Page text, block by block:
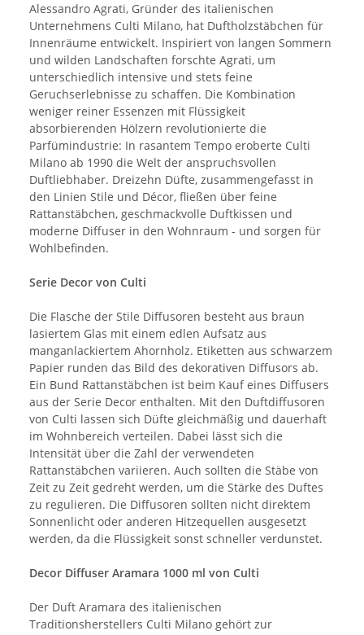
Alessandro Agrati, Gründer des italienischen
Unternehmens Culti Milano, hat Duftholzstäbchen für
Innenräume entwickelt. Inspiriert von langen Sommern
und wilden Landschaften forschte Agrati, um
unterschiedlich intensive und stets feine
Geruchserlebnisse zu schaffen. Die Kombination
weniger reiner Essenzen mit Flüssigkeit
absorbierenden Hölzern revolutionierte die
Parfümindustrie: In rasantem Tempo eroberte Culti
Milano ab 1990 die Welt der anspruchsvollen
Duftliebhaber. Dreizehn Düfte, zusammengefasst in
den Linien Stile und Décor, fließen über feine
Rattanstäbchen, geschmackvolle Duftkissen und
moderne Diffuser in den Wohnraum - und sorgen für
Wohlbefinden.
Serie Decor von Culti
Die Flasche der Stile Diffusoren besteht aus braun
lasiertem Glas mit einem edlen Aufsatz aus
manganlackiertem Ahornholz. Etiketten aus schwarzem
Papier runden das Bild des dekorativen Diffusors ab.
Ein Bund Rattanstäbchen ist beim Kauf eines Diffusers
aus der Serie Decor enthalten. Mit den Duftdiffusoren
von Culti lassen sich Düfte gleichmäßig und dauerhaft
im Wohnbereich verteilen. Dabei lässt sich die
Intensität über die Zahl der verwendeten
Rattanstäbchen variieren. Auch sollten die Stäbe von
Zeit zu Zeit gedreht werden, um die Stärke des Duftes
zu regulieren. Die Diffusoren sollten nicht direktem
Sonnenlicht oder anderen Hitzequellen ausgesetzt
werden, da die Flüssigkeit sonst schneller verdunstet.
Decor Diffuser Aramara 1000 ml von Culti
Der Duft Aramara des italienischen
Traditionsherstellers Culti Milano gehört zur